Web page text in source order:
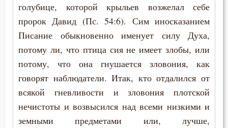
Лукавство
Любовь
Любовь к Богу
Любомудрие
голубице, которой крыльев возжелал себе
пророк Давид (Пс. 54:6). Сим иносказанием
Писание обыкновенно именует силу Духа,
потому ли, что птица сия не имеет злобы, или
потому, что она гнушается зловония, как
говорят наблюдатели. Итак, кто отдалился от
всякой гневливости и зловония плотской
нечистоты и возвысился над всеми низкими и
земными предметами или, лучше,